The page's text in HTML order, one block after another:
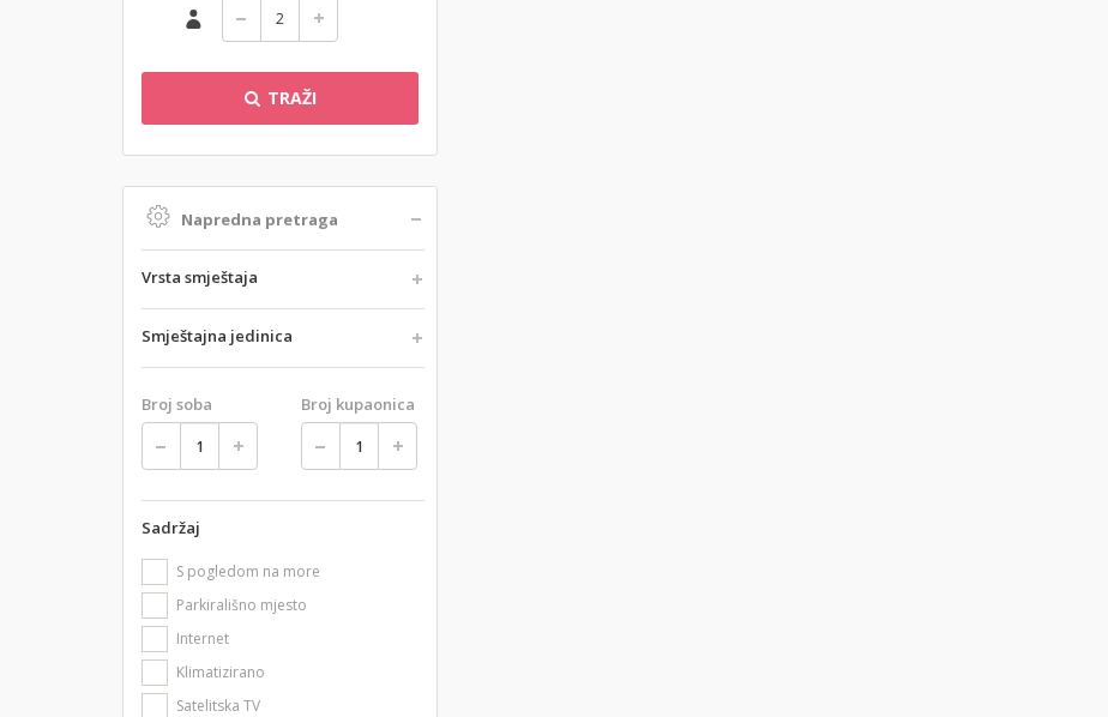
TRAŽI
Napredna pretraga
Vrsta smještaja
Smještajna jedinica
Broj soba Broj kupaonica
Sadržaj
S pogledom na more
Parkirališno mjesto
Internet
Klimatizirano
Satelitska TV